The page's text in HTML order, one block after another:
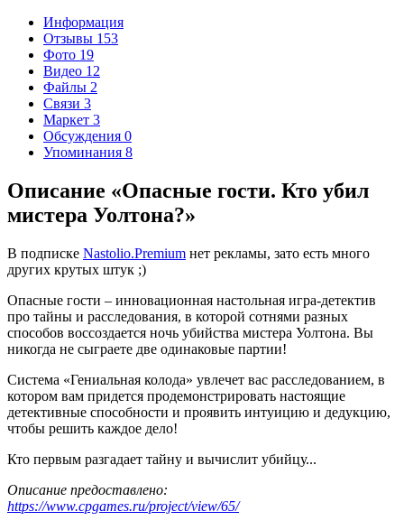
Информация
Отзывы 153
Фото 19
Видео 12
Файлы 2
Связи 3
Маркет 3
Обсуждения 0
Упоминания 8
Описание «Опасные гости. Кто убил
мистера Уолтона?»
В подписке Nastolio.Premium нет рекламы, зато есть много
других крутых штук ;)
Опасные гости – инновационная настольная игра-детектив
про тайны и расследования, в которой сотнями разных
способов воссоздается ночь убийства мистера Уолтона. Вы
никогда не сыграете две одинаковые партии!
Система «Гениальная колода» увлечет вас расследованием, в
котором вам придется продемонстрировать настоящие
детективные способности и проявить интуицию и дедукцию,
чтобы решить каждое дело!
Кто первым разгадает тайну и вычислит убийцу...
Описание предоставлено:
https://www.cpgames.ru/project/view/65/